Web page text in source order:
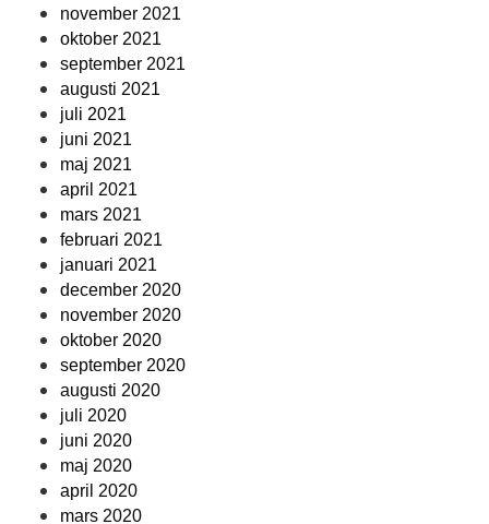
november 2021
oktober 2021
september 2021
augusti 2021
juli 2021
juni 2021
maj 2021
april 2021
mars 2021
februari 2021
januari 2021
december 2020
november 2020
oktober 2020
september 2020
augusti 2020
juli 2020
juni 2020
maj 2020
april 2020
mars 2020